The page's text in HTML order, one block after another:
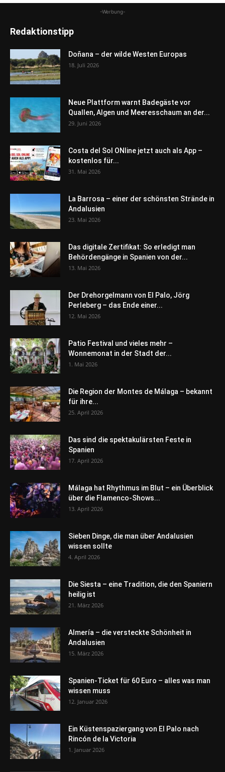
-Werbung-
Redaktionstipp
Doñana – der wilde Westen Europas
18. Juli 2026
Neue Plattform warnt Badegäste vor
Quallen, Algen und Meeresschaum an der...
29. Juni 2026
Costa del Sol ONline jetzt auch als App –
kostenlos für...
31. Mai 2026
La Barrosa – einer der schönsten Strände in
Andalusien
23. Mai 2026
Das digitale Zertifikat: So erledigt man
Behördengänge in Spanien von der...
13. Mai 2026
Der Drehorgelmann von El Palo, Jörg
Perleberg – das Ende einer...
12. Mai 2026
Patio Festival und vieles mehr –
Wonnemonat in der Stadt der...
1. Mai 2026
Die Region der Montes de Málaga – bekannt
für ihre...
25. April 2026
Das sind die spektakulärsten Feste in
Spanien
17. April 2026
Málaga hat Rhythmus im Blut – ein Überblick
über die Flamenco-Shows...
13. April 2026
Sieben Dinge, die man über Andalusien
wissen sollte
4. April 2026
Die Siesta – eine Tradition, die den Spaniern
heilig ist
21. März 2026
Almería – die versteckte Schönheit in
Andalusien
15. März 2026
Spanien-Ticket für 60 Euro – alles was man
wissen muss
12. Januar 2026
Ein Küstenspaziergang von El Palo nach
Rincón de la Victoria
1. Januar 2026